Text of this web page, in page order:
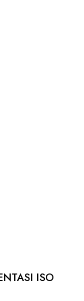
ISO